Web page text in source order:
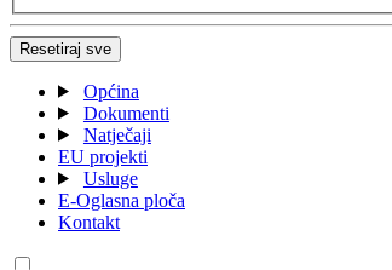
Resetiraj sve
Općina
Dokumenti
Natječaji
EU projekti
Usluge
E-Oglasna ploča
Kontakt